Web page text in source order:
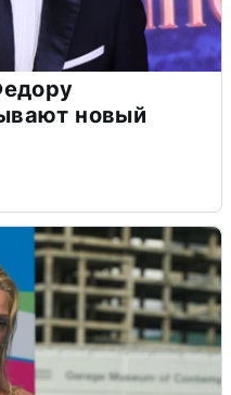
новый